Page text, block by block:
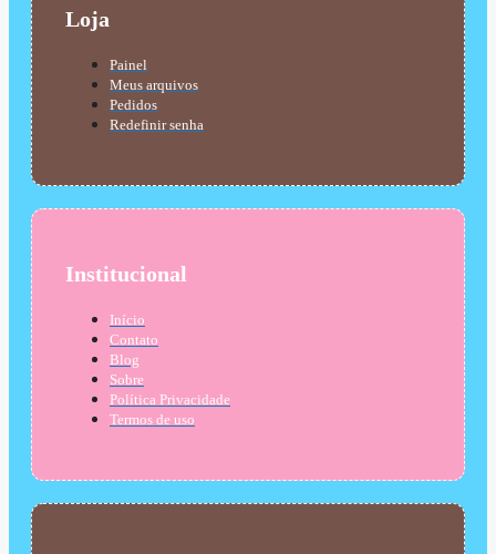
Loja
Painel
Meus arquivos
Pedidos
Redefinir senha
Institucional
Início
Contato
Blog
Sobre
Política Privacidade
Termos de uso